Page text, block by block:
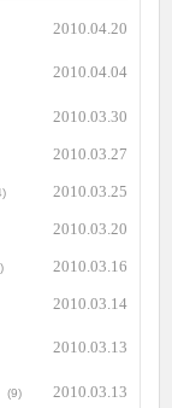
2010.04.20
2010.04.04
2010.03.30
2010.03.27
2010.03.25
2010.03.20
2010.03.16
2010.03.14
2010.03.13
(9) 2010.03.13